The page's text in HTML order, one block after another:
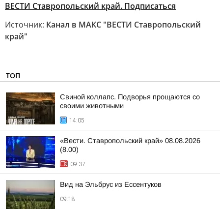
ВЕСТИ Ставропольский край. Подписаться
Источник: Канал в МАКС "ВЕСТИ Ставропольский
край"
ТОП
Свиной коллапс. Подворья прощаются со
своими животными
14:05
«Вести. Ставропольский край» 08.08.2026
(8.00)
09:37
Вид на Эльбрус из Ессентуков
09:18